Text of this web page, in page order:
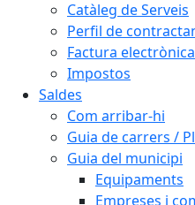
Catàleg de Serveis
Perfil de
Factura electrònica
Impostos
Saldes
Com arribar-hi
Guia de carrers /
Guia del municipi
Equipaments
Empreses i